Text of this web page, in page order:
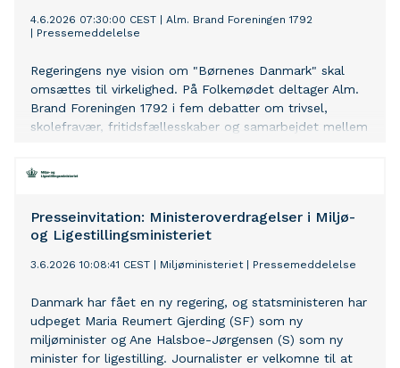
4.6.2026 07:30:00 CEST
Alm. Brand Foreningen 1792
Pressemeddelelse
Regeringens nye vision om "Børnenes Danmark" skal
omsættes til virkelighed. På Folkemødet deltager Alm.
Brand Foreningen 1792 i fem debatter om trivsel,
skolefravær, fritidsfællesskaber og samarbejdet mellem
Presseinvitation: Ministeroverdragelser i Miljø-
og Ligestillingsministeriet
3.6.2026 10:08:41 CEST Miljøministeriet| Pressemeddelelse
Danmark har fået en ny regering, og statsministeren har
udpeget Maria Reumert Gjerding (SF) som ny
miljøminister og Ane Halsboe-Jørgensen (S) som ny
minister for ligestilling. Journalister er velkomne til at